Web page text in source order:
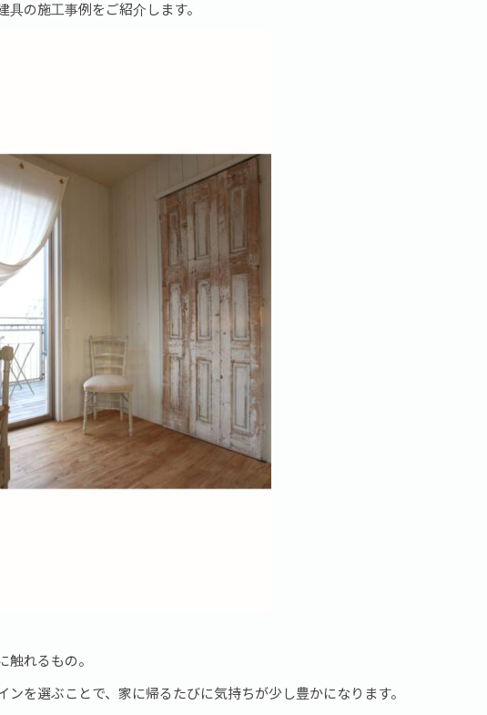
の施工事例をご紹介します。
触れるもの。
を選ぶことで、家に帰るたびに気持ちが少し豊かになります。